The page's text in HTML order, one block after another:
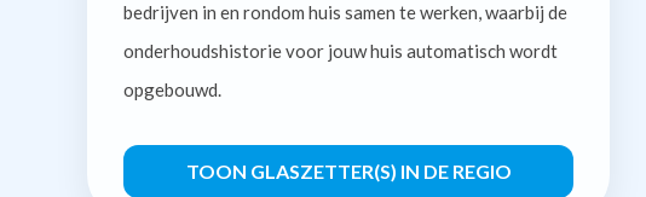
bedrijven in en rondom huis samen te werken, waarbij de
onderhoudshistorie voor jouw huis automatisch wordt
opgebouwd.
TOON GLASZETTER(S) IN DE REGIO